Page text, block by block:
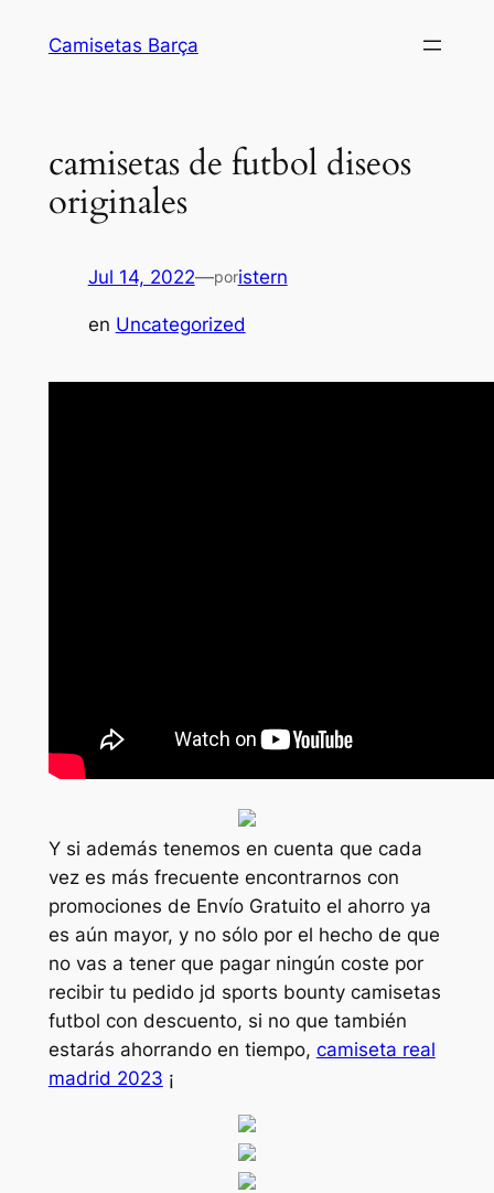
Camisetas Barça
camisetas de futbol diseos
originales
Jul 14, 2022—poristern
en Uncategorized
Y si además tenemos en cuenta que cada
vez es más frecuente encontrarnos con
promociones de Envío Gratuito el ahorro ya
es aún mayor, y no sólo por el hecho de que
no vas a tener que pagar ningún coste por
recibir tu pedido jd sports bounty camisetas
futbol con descuento, si no que también
estarás ahorrando en tiempo, camiseta real
madrid 2023 ¡